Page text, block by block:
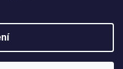
. Všechna práva